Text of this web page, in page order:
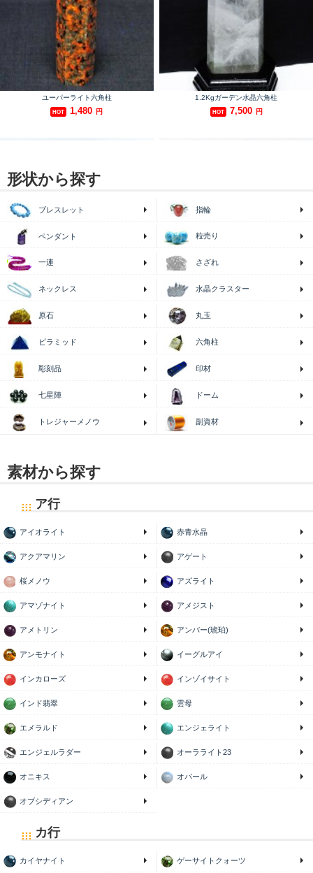
形状から探す
ブレスレット 指輪
ペンダント 粒売り
一連 さざれ
ネックレス 水晶クラスター
原石 丸玉
ピラミッド 六角柱
彫刻品 印材
七星陣 ドーム
トレジャーメノウ 副資材
素材から探す
ア行
アイオライト 赤青水晶
アクアマリン アゲート
桜メノウ アズライト
アマゾナイト アメジスト
アメトリン アンバー(琥珀)
アンモナイト イーグルアイ
インカローズ インゾイサイト
インド翡翠 雲母
エメラルド エンジェライト
エンジェルラダー オーラライト23
オニキス オパール
オブシディアン
カ行
カイヤナイト ゲーサイトクォーツ